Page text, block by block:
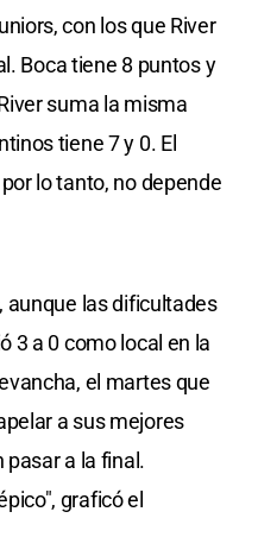
con los que River
Boca tiene 8 puntos y
suma la misma
tiene 7 y 0. El
lo tanto, no depende
aunque las dificultades
3 a 0 como local en la
el martes que
a sus mejores
a la final.
graficó el